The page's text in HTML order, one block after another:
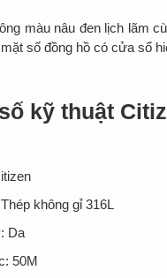
màu nâu đen lịch lãm
số đồng hồ có cửa sổ
kỹ thuật
không gỉ 316L
Da
50M